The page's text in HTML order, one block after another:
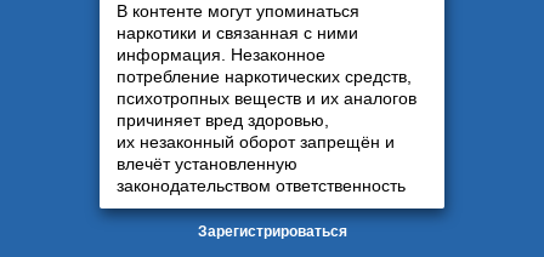
В контенте могут упоминаться
наркотики и связанная с ними
информация. Незаконное
потребление наркотических средств,
психотропных веществ и их аналогов
причиняет вред здоровью,
их незаконный оборот запрещён и
влечёт установленную
законодательством ответственность
Зарегистрироваться